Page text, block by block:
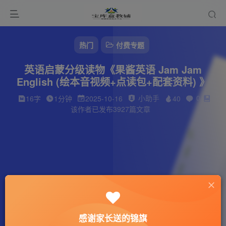
热门 付费专题
英语启蒙分级读物《果酱英语 Jam Jam
English (绘本音视频+点读包+配套资料) 》
16字 1分钟 2025-10-16 小助手 40
0
该作者已发布3927篇文章
感谢家长送的锦旗